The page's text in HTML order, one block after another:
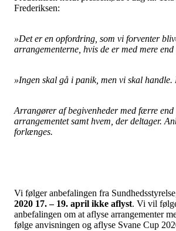
Frederiksen:
»Det er en opfordring, som vi forventer
arrangementerne, hvis de er med mere
»Ingen skal gå i panik, men vi skal
Arrangører af begivenheder med færre
arrangementet samt hvem, der deltager.
forlænges.
Vi følger anbefalingen fra
2020 17. – 19. april ikke aflyst. Vi vil
anbefalingen om at aflyse arrangementer
følge anvisningen og aflyse Svane Cup